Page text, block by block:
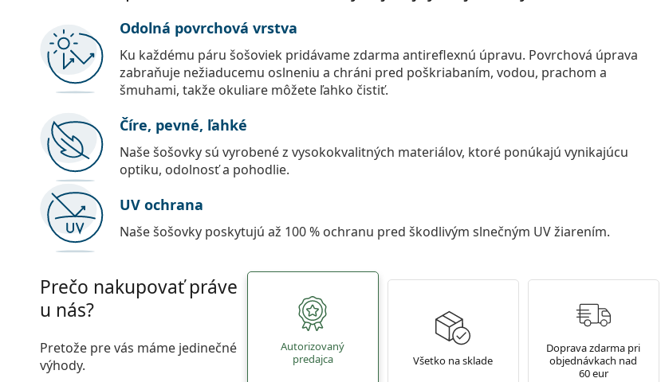
Odolná povrchová vrstva
Ku každému páru šošoviek pridávame zdarma antireflexnú úpravu. Povrchová úprava
zabraňuje nežiaducemu oslneniu a chráni pred poškriabaním, vodou, prachom a
šmuhami, takže okuliare môžete ľahko čistiť.
Číre, pevné, ľahké
Naše šošovky sú vyrobené z vysokokvalitných materiálov, ktoré ponúkajú vynikajúcu
optiku, odolnosť a pohodlie.
UV ochrana
Naše šošovky poskytujú až 100 % ochranu pred škodlivým slnečným UV žiarením.
Prečo nakupovať práve
u nás?
Pretože pre vás máme jedinečné
výhody.
Autorizovaný
predajca
Všetko na sklade
Doprava zdarma pri
objednávkach nad
60 eur